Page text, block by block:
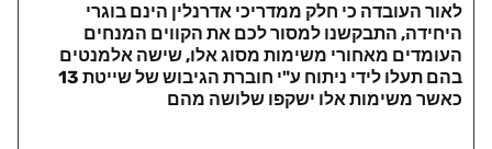
לאור העובדה כי חלק ממדריכי אדרנלין הינם בוגרי
היחידה, התבקשנו למסור לכם את הקווים המנחים
העומדים מאחורי משימות מסוג אלו, שישה אלמנטים
בהם תעלו לידי ניתוח ע"י חוברת הגיבוש של שייטת 13
כאשר משימות אלו ישקפו שלושה מהם